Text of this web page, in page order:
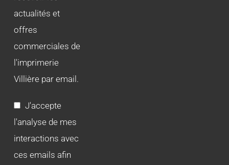
actualités et
offres
commerciales de
l'imprimerie
Villière par email.
J'accepte
l'analyse de mes
interactions avec
ces emails afin